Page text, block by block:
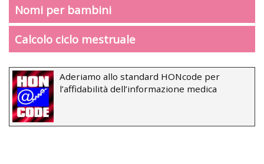
Nomi per bambini
Calcolo ciclo mestruale
Aderiamo allo standard HONcode per
l’affidabilità dell’informazione medica